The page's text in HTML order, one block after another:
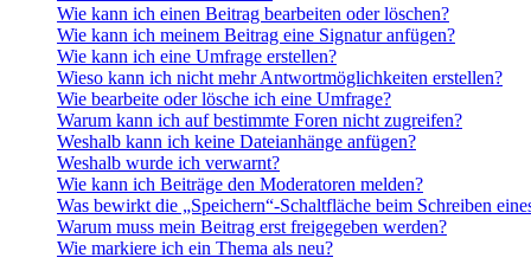
Wie kann ich einen Beitrag bearbeiten oder löschen?
Wie kann ich meinem Beitrag eine Signatur anfügen?
Wie kann ich eine Umfrage erstellen?
Wieso kann ich nicht mehr Antwortmöglichkeiten erstellen?
Wie bearbeite oder lösche ich eine Umfrage?
Warum kann ich auf bestimmte Foren nicht zugreifen?
Weshalb kann ich keine Dateianhänge anfügen?
Weshalb wurde ich verwarnt?
Wie kann ich Beiträge den Moderatoren melden?
Was bewirkt die „Speichern“-Schaltfläche beim Schreiben
Warum muss mein Beitrag erst freigegeben werden?
Wie markiere ich ein Thema als neu?